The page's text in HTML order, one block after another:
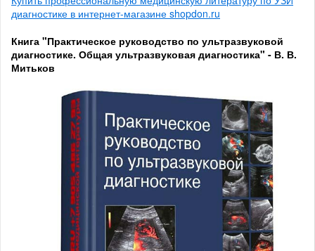
диагностике в интернет-магазине shopdon.ru
Книга "Практическое руководство по ультразвуковой
диагностике. Общая ультразвуковая диагностика" - В. В.
Митьков